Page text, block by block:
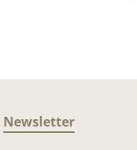
Newsletter